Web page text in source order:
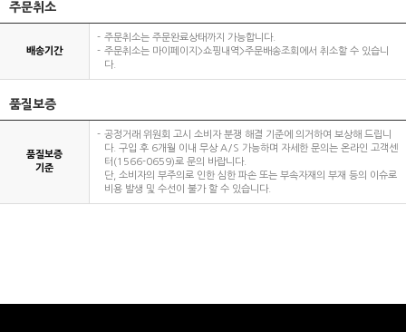
주문취소
배송기간
주문취소는 주문완료상태까지 가능합니다.
주문취소는 마이페이지>쇼핑내역>주문배송조회에서 취소할 수 있습니
다.
품질보증
품질보증
기준
공정거래 위원회 고시 소비자 분쟁 해결 기준에 의거하여 보상해 드립니
다. 구입 후 6개월 이내 무상 A/S 가능하며 자세한 문의는 온라인 고객센
터(1566-0659)로 문의 바랍니다.
단, 소비자의 부주의로 인한 심한 파손 또는 부속자재의 부재 등의 이슈로
비용 발생 및 수선이 불가 할 수 있습니다.